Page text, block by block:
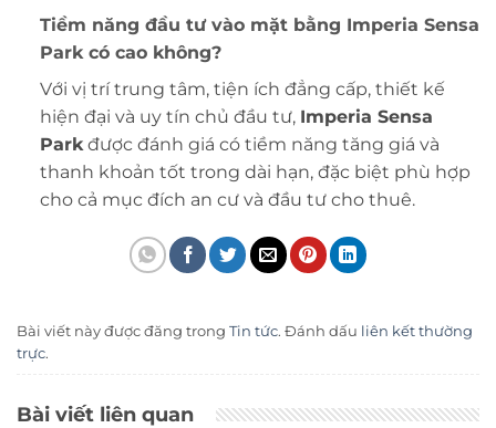
Tiềm năng đầu tư vào mặt bằng Imperia Sensa
Parkcó cao không?
Với vị trí trung tâm, tiện ích đẳng cấp, thiết kế
hiện đại và uy tín chủ đầu tư, Imperia Sensa
Parkđược đánh giá có tiềm năng tăng giá và
thanh khoản tốt trong dài hạn, đặc biệt phù hợp
cho cả mục đích an cư và đầu tư cho thuê.
Bài viết này được đăng trong Tin tức. Đánh dấu liên kết thường
trực.
Bài viết liên quan